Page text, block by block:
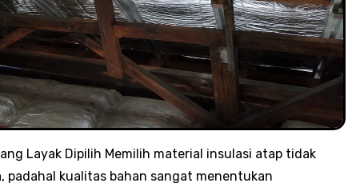
Layak Dipilih Memilih material insulasi atap tidak
padahal kualitas bahan sangat menentukan